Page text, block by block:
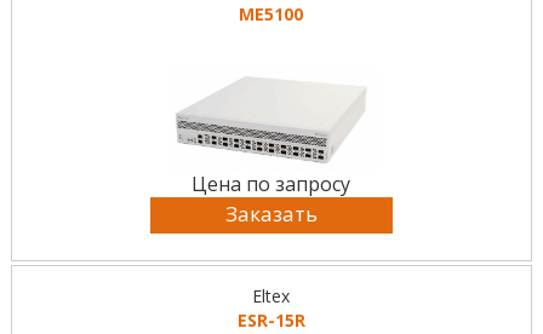
MЕ5100
Цена по запросу
Заказать
Eltex
ESR-15R